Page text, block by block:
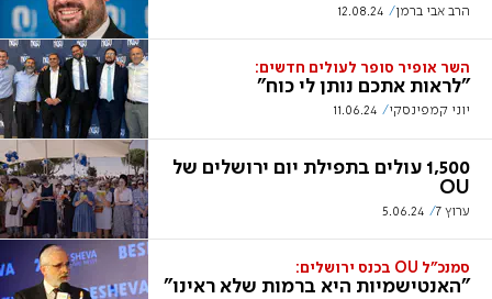
הרב אבי ברמן 12.08.24
השר אופיר סופר לעולים חדשים:
"לראות אתכם נותן לי כוח"
יוני קמפינסקי 11.06.24
1,500 עולים בתפילת יום ירושלים של
OU
ערוץ 7 5.06.24
סמנכ"ל OU בכנס ירושלים:
"האנטישמיות היא ברמות שלא ראינו"